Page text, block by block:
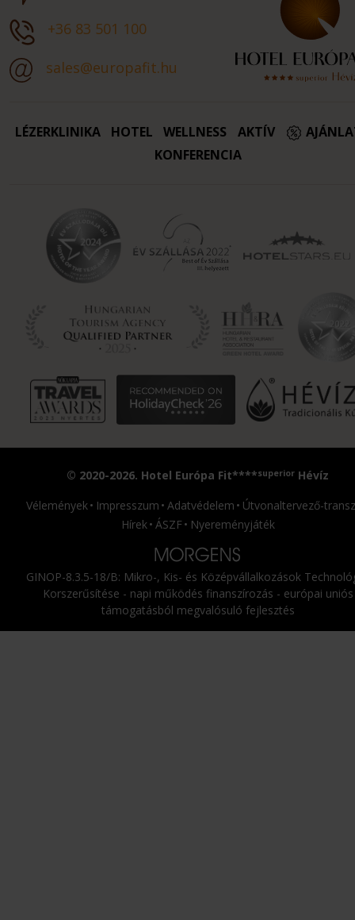
+36 83 501 100
sales@europafit.hu
LÉZERKLINIKA HOTEL WELLNESS AKTÍV
KONFERENCIA
© 2020-2026. Hotel Európa Fit****superior Hévíz
Vélemények
Impresszum Adatvédelem
Útvonaltervező-
Hírek ÁSZF Nyereményjáték
GINOP-8.3.5-18/B: Mikro-, Kis- és Középvállalkozások
Korszerűsítése - napi működés finanszírozás - európai uniós
támogatásból megvalósuló fejlesztés